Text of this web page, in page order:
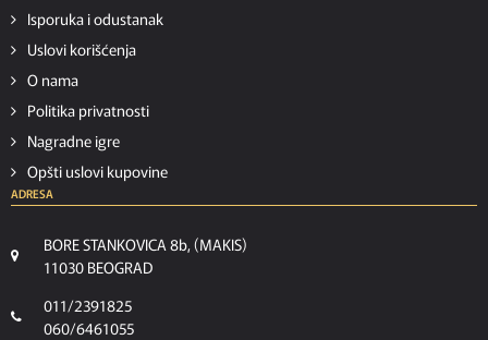
Isporuka i odustanak
Uslovi korišćenja
O nama
Politika privatnosti
Nagradne igre
Opšti uslovi kupovine
ADRESA
BORE STANKOVICA 8b, (MAKIS)
11030 BEOGRAD
011/2391825
060/6461055